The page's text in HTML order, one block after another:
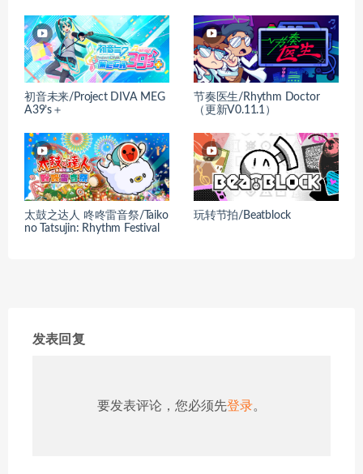
初音未来/Project DIVA MEG
A39’s＋
节奏医生/Rhythm Doctor
（更新V0.11.1）
太鼓之达人 咚咚雷音祭/Taiko
no Tatsujin: Rhythm Festival
玩转节拍/Beatblock
发表回复
要发表评论，您必须先登录。